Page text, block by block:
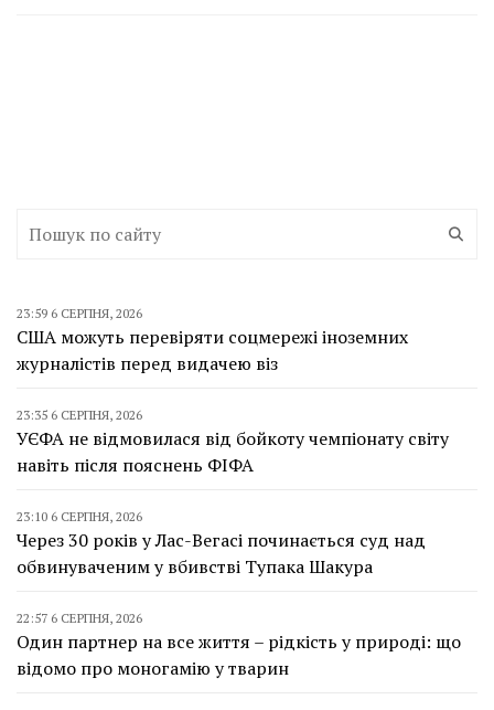
23:59 6 СЕРПНЯ, 2026
США можуть перевіряти соцмережі іноземних
журналістів перед видачею віз
23:35 6 СЕРПНЯ, 2026
УЄФА не відмовилася від бойкоту чемпіонату світу
навіть після пояснень ФІФА
23:10 6 СЕРПНЯ, 2026
Через 30 років у Лас-Вегасі починається суд над
обвинуваченим у вбивстві Тупака Шакура
22:57 6 СЕРПНЯ, 2026
Один партнер на все життя – рідкість у природі: що
відомо про моногамію у тварин